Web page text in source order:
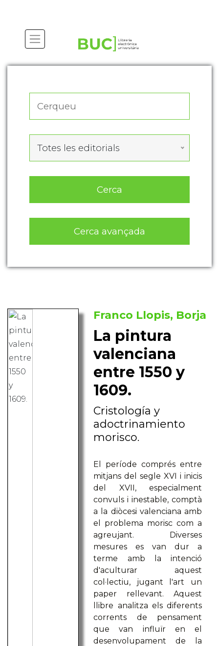
Totes les editorials
Cerca
Cerca avançada
Franco Llopis, Borja
La pintura
valenciana
entre 1550 y
1609.
Cristología y
adoctrinamiento
morisco.
El període comprés entre
mitjans del segle XVI i inicis
del XVII, especialment
convuls i inestable, comptà
a la diòcesi valenciana amb
el problema morisc com a
agreujant. Diverses
mesures es van dur a
terme amb la intenció
d'aculturar aquest
col·lectiu, jugant l'art un
paper rellevant. Aquest
llibre analitza els diferents
corrents de pensament
que van influïr en el
desenvolupament de la